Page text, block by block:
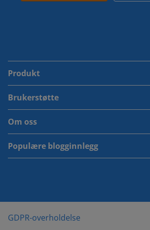
Produkt
Brukerstøtte
Om oss
Populære blogginnlegg
GDPR-overholdelse